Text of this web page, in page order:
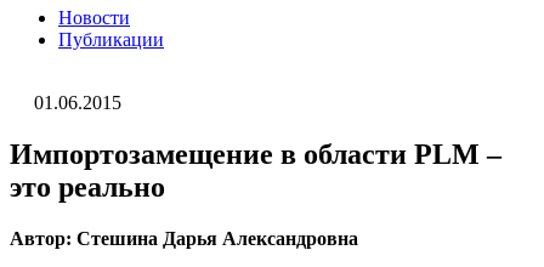
Новости
Публикации
01.06.2015
Импортозамещение в области PLM –
это реально
Автор: Стешина Дарья Александровна